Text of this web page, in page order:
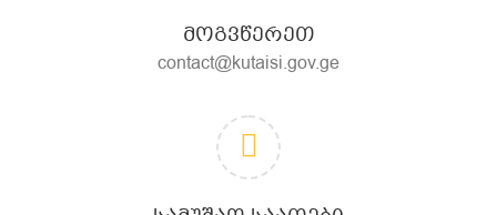
ᲛᲝᲒᲕᲬᲔᲠᲔᲗ
contact@kutaisi.gov.ge